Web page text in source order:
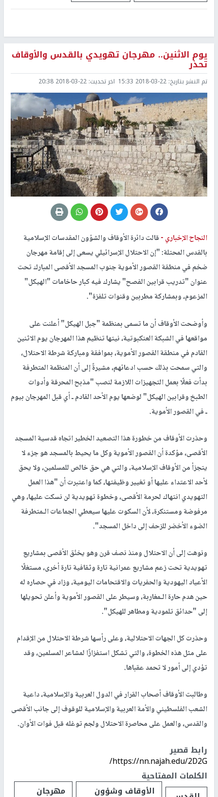
يوم الاثنين.. مهرجان تهويدي بالقدس والأوقاف
تحذر
تم النشر بتاريخ: 2018-03-22 15:33 اخر تحديث: 2018-03-22 20:38
النجاح الإخباري -قالت دائرة الأوقاف والشؤون المقدسات الإسلامية
بالقدس المحتلة: "إن الاحتلال الإسرائيلي يسعى إلى إقامة مهرجان
ضخم في منطقة القصور الأموية جنوب المسجد الأقصى المبارك تحت
عنوان "تدريب قرابين الفصح" يشارك فيه كبار حاخامات "الهيكل"
المزعوم، وبمشاركة مطربين وقنوات تلفزة".
وأوضحت الأوقاف أن ما تسمى بمنظمة "جبل الهيكل" أعلنت على
مواقعها في الشبكة العنكبوتية، نيتها تنظيم هذا المهرجان يوم الاثنين
القادم في منطقة القصور الأموية، بموافقة ومباركة شرطة الاحتلال،
والتي سمحت بذلك حسب ادعائهم، مشيرةً إلى أن المنظمة المتطرفة
بدأت فعلًا بعمل التجهيزات اللازمة لنصب "مذبح المحرقة وأدوات
الطبخ وقرابين الهيكل" لوضعها يوم الأحد القادم ـ أي قبل المهرجان بيوم
ـ في القصور الأموية.
وحذرت الأوقاف من خطورة هذا التصعيد الخطير اتجاه قدسية المسجد
الأقصى، مؤكدة أن القصور الأموية وكل ما يحيط بالمسجد هو جزء لا
يتجزأ من الأوقاف الإسلامية، والتي هي حق خالص للمسلمين، ولا يحق
لأحد الاعتداء عليها أو تغيير وظيفتها، كما واعتبرت أن "هذا العمل
التهويدي انتهاك لحرمة الأقصى، وخطوة تهويدية لن نسكت عليها، وهي
مرفوضة ومستنكرة، لأن السكوت عليها سيعطي الجماعات الـمتطرفة
الضوء الأخضر للزحف إلى داخل المسجد".
ونوهت إلى أن الاحتلال ومنذ نصف قرن وهو يخنُق الأقصى بمشاريع
تهويدية تحت زعم مشاريع عمرانية تارة وثقافية تارة أخرى، مستغلًا
الأعياد اليهودية والحفريات والاقتحامات اليومية، وزاد في حصاره له
حين هدم حارة الـمغاربة، وسيطر على القصور الأموية وأعلن تحويلها
إلى "حدائق تلمودية ومطاهر للهيكل".
وحذرت كل الجهات الاحتلالية، وعلى رأسها شرطة الاحتلال من الإقدام
على مثل هذه الخطوة، والتي تشكل استفزازًا لمشاعر المسلمين، وقد
تؤدي إلى أمور لا تحمد عقباها.
وطالبت الأوقاف أصحاب القرار في الدول العربية والإسلامية، داعية
الشعب الفلسطيني والأمة العربية والإسلامية للوقوف إلى جانب الأقصى
والقدس، والعمل على محاصرة الاحتلال ولجم توغله قبل فوات الأوان.
رابط قصير
https://nn.najah.edu/2D2G/
الكلمات المفتاحية
الأوقاف وشؤون مهرجان